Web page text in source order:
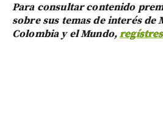
Para consultar contenido
sobre sus temas de interés de
Colombia y el Mundo,